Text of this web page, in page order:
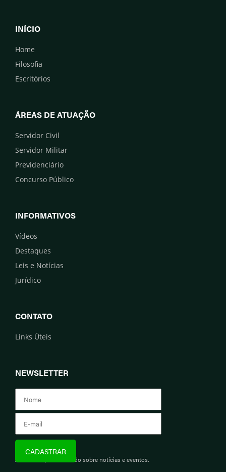
INÍCIO
Home
Filosofia
Escritórios
ÁREAS DE ATUAÇÃO
Servidor Civil
Servidor Militar
Previdenciário
Concurso Público
INFORMATIVOS
Vídeos
Destaques
Leis e Notícias
Jurídico
CONTATO
Links Úteis
NEWSLETTER
Assine e fique informado sobre notícias e eventos.